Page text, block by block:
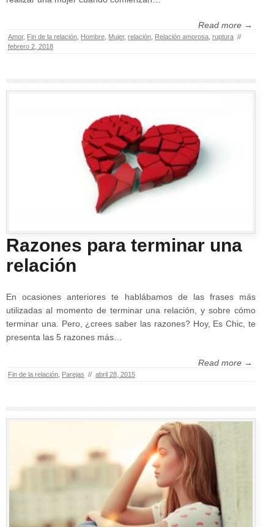
Read more →
Amor, Fin de la relación Hombre Mujer, relación Relación amorosa ruptura //
febrero 2, 2018
Razones para terminar una
relación
En ocasiones anteriores te hablábamos de las frases más
utilizadas al momento de terminar una relación, y sobre cómo
terminar una. Pero, ¿crees saber las razones? Hoy, Es Chic, te
presenta las 5 razones más…
Read more →
Fin de la relación Parejas // abril 28, 2015